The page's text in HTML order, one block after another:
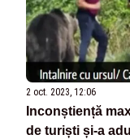
2 oct. 2023, 12:06
Inconștiență
de turiști și-a